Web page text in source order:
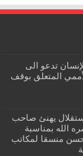
تدعو الى
المتعلق بوقف
يهنئ صاحب
الله بمناسبة
منسقا لمكاتب